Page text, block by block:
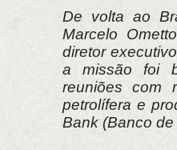
De volta ao
Marcelo
diretor
a missão foi
reuniões com
petrolífera e
Bank (Banco